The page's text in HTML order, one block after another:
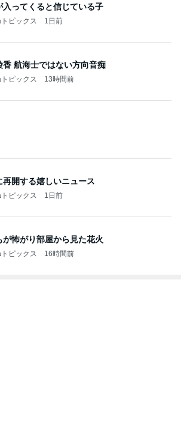
入ってくると信じている子
ピックス 1日前
香 航海士ではない方向音痴
ピックス 13時間前
再開する嬉しいニュース
ピックス 1日前
が怖がり部屋から見た花火
ピックス 16時間前